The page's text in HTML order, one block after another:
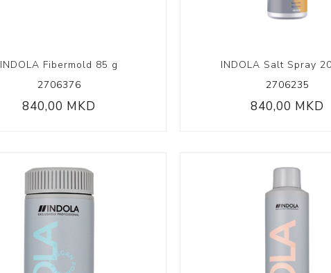
INDOLA Fibermold 85 g
2706376
840,00 MKD
INDOLA Salt Spray
2706235
840,00 MKD